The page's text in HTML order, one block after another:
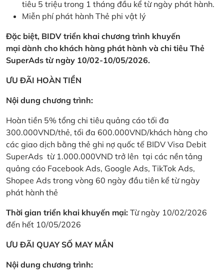
tiêu 5 triệu trong 1 tháng đầu kể từ ngày phát hành.
Miễn phí phát hành Thẻ phi vật lý
Đặc biệt, BIDV triển khai chương trình khuyến
mại dành cho khách hàng phát hành và chi tiêu Thẻ
SuperAds từ ngày 10/02-10/05/2026.
ƯU ĐÃI HOÀN TIỀN
Nội dung chương trình:
Hoàn tiền 5% tổng chi tiêu quảng cáo tối đa
300.000VND/thẻ, tối đa 600.000VND/khách hàng cho
các giao dịch bằng thẻ ghi nợ quốc tế BIDV Visa Debit
SuperAds từ 1.000.000VND trở lên tại các nền tảng
quảng cáo Facebook Ads, Google Ads, TikTok Ads,
Shopee Ads trong vòng 60 ngày đầu tiên kể từ ngày
phát hành thẻ
Thời gian triển khai khuyến mại: Từ ngày 10/02/2026
đến hết 10/05/2026
ƯU ĐÃI QUAY SỐ MAY MẮN
Nội dung chương trình: